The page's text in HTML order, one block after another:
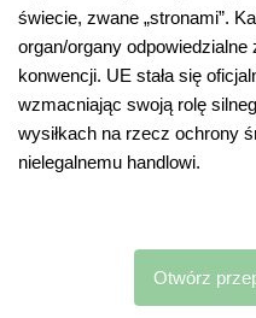
świecie, zwane „stronami”.
organ/organy odpowiedzialne
konwencji. UE stała się
wzmacniając swoją rolę
wysiłkach na rzecz ochrony
nielegalnemu handlowi.
Otwórz